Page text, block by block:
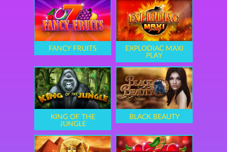
FANCY FRUITS
EXPLODIAC MAXI
PLAY
KING OF THE
JUNGLE
BLACK BEAUTY